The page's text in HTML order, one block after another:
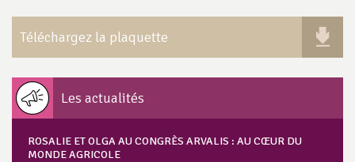
Téléchargez la plaquette
Les actualités
ROSALIE ET OLGA AU CONGRÈS ARVALIS : AU CŒUR DU
MONDE AGRICOLE